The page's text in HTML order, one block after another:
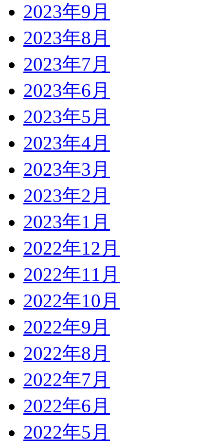
2023年9月
2023年8月
2023年7月
2023年6月
2023年5月
2023年4月
2023年3月
2023年2月
2023年1月
2022年12月
2022年11月
2022年10月
2022年9月
2022年8月
2022年7月
2022年6月
2022年5月